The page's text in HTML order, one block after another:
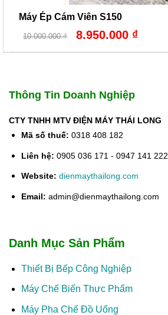
Máy Ép Cám Viên S150
10.000.000₫
Giá
gốc
10.000.000 ₫.
8.950.000 ₫Giá
hiện
là:
Thông Tin Doanh Nghiệp
CTY TNHH MTV ĐIỆN MÁY THÁI LONG
Mã số thuế: 0318 408 182
Liên hệ: 0905 036 171 - 0947 141 222
Website: dienmaythailong.com
Email: admin@dienmaythailong.com
Danh Mục Sản Phẩm
Thiết Bị Bếp Công Nghiệp
Máy Chế Biến Thực Phẩm
Máy Pha Chế Đồ Uống